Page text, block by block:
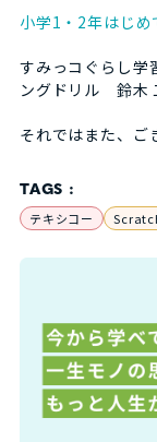
小学1・2年はじ
すみっコぐらし学
ングドリル 鈴木
それではまた、ご
TAGS :
テキシコー